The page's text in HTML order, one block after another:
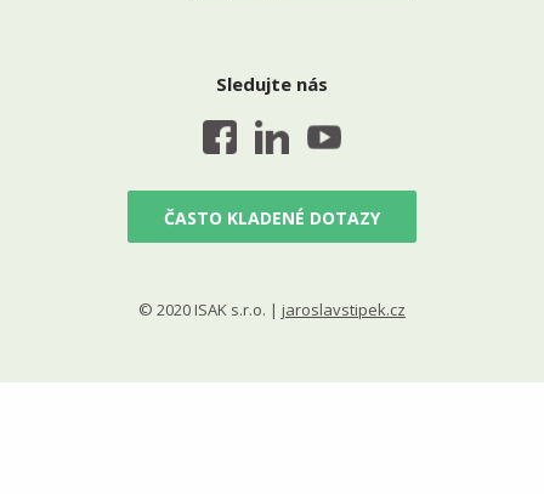
Sledujte nás
ČASTO KLADENÉ DOTAZY
© 2020 ISAK s.r.o. | jaroslavstipek.cz